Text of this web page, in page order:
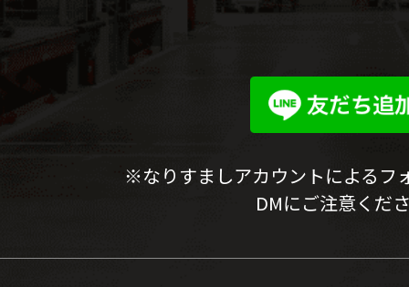
※なりすましアカウントによるフ
DMにご注意くだ